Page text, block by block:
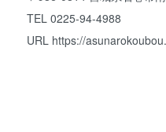
TEL 0225-94-4988
URL https://